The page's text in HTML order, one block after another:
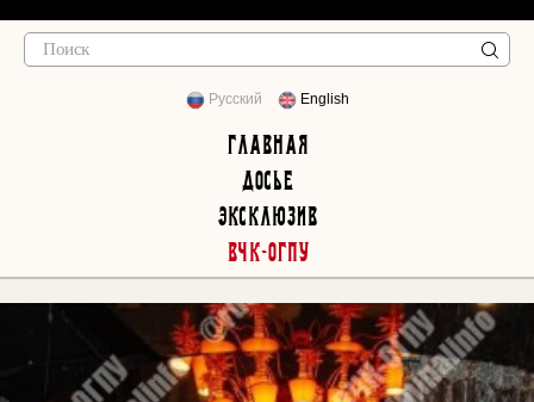
Русский English
Главная
Досье
Эксклюзив
ВЧК-ОГПУ